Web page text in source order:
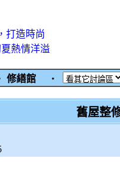
打造時尚
熱情洋溢
修繕館 ‧
舊屋整